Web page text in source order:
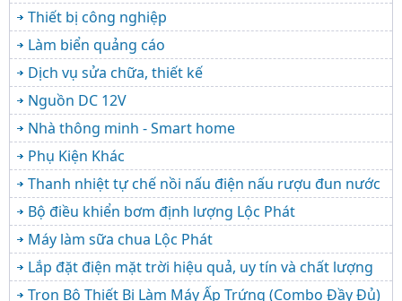
Thiết bị công nghiệp
Làm biển quảng cáo
Dịch vụ sửa chữa, thiết kế
Nguồn DC 12V
Nhà thông minh - Smart home
Phụ Kiện Khác
Thanh nhiệt tự chế nồi nấu điện nấu rượu đun nước
Bộ điều khiển bơm định lượng Lộc Phát
Máy làm sữa chua Lộc Phát
Lắp đặt điện mặt trời hiệu quả, uy tín và chất lượng
Trọn Bộ Thiết Bị Làm Máy Ấp Trứng (Combo Đầy Đủ)